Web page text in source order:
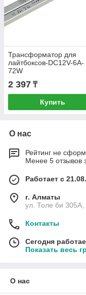
Трансформатор для
лайтбоксов-DC12V-6A-
72W
2 397 ₸
Купить
О нас
Рейтинг не
Менее 5 отзывов
Работает с
г. Алматы
ул. Толе би 305А,
Контакты
Сегодня
Показать весь
О нас